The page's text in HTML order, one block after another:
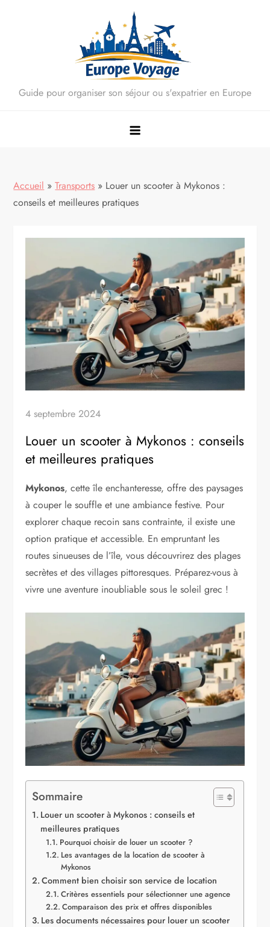
Guide pour organiser son séjour ou s'expatrier en Europe
Accueil »Transports » Louer un scooter à Mykonos :
conseils et meilleures pratiques
4 septembre 2024
Louer un scooter à Mykonos : conseils
et meilleures pratiques
Mykonos, cette île enchanteresse, offre des paysages
à couper le souffle et une ambiance festive. Pour
explorer chaque recoin sans contrainte, il existe une
option pratique et accessible. En empruntant les
routes sinueuses de l’île, vous découvrirez des plages
secrètes et des villages pittoresques. Préparez-vous à
vivre une aventure inoubliable sous le soleil grec !
Sommaire
Louer un scooter à Mykonos : conseils et
meilleures pratiques
Pourquoi choisir de louer un scooter ?
Les avantages de la location de scooter à
Mykonos
Comment bien choisir son service de location
Critères essentiels pour sélectionner une agence
Comparaison des prix et offres disponibles
Les documents nécessaires pour louer un scooter